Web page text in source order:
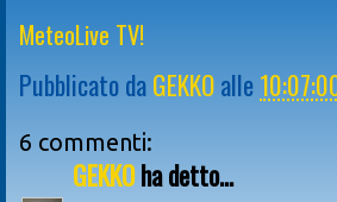
MeteoLive TV!
Pubblicato daGEKKOalle
6 commenti:
GEKKOha detto...